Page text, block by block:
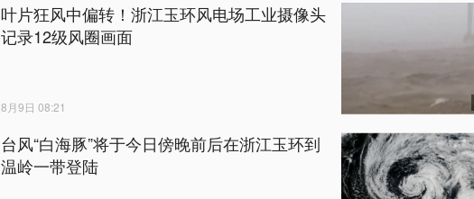
叶片狂风中偏转！浙江玉环风电场工业摄像头
记录12级风圈画面
8月9日 08:21
台风“白海豚”将于今日傍晚前后在浙江玉环到
温岭一带登陆